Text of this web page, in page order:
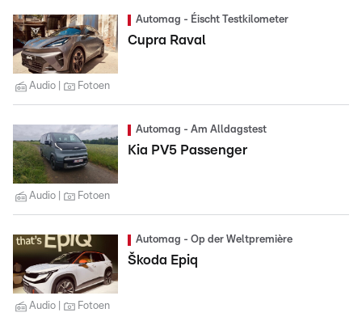
Automag - Éischt Testkilometer
Cupra Raval
Audio Fotoen
Automag - Am Alldagstest
Kia PV5 Passenger
Audio Fotoen
Automag - Op der Weltpremière
Škoda Epiq
Audio Fotoen